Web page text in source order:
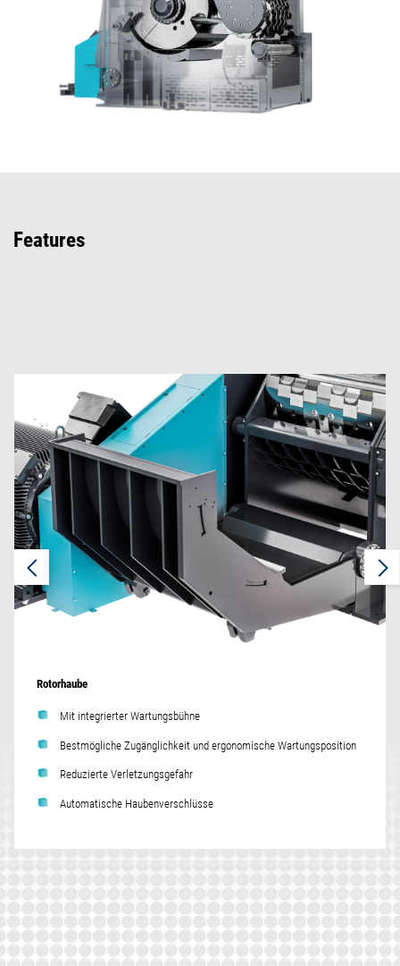
Features
Rotorhaube
Mit integrierter Wartungsbühne
Bestmögliche Zugänglichkeit und ergonomische Wartungsposition
Reduzierte Verletzungsgefahr
Automatische Haubenverschlüsse